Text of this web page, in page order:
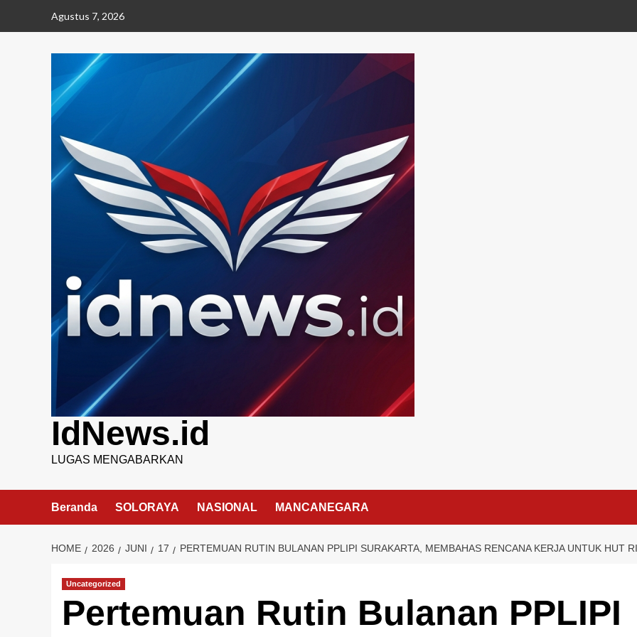
Agustus 7, 2026
IdNews.id
LUGAS MENGABARKAN
Beranda SOLORAYA NASIONAL MANCANEGARA
HOME 2026 JUNI 17 PERTEMUAN RUTIN BULANAN PPLIPI SURAKARTA, MEMBAHAS RENCANA KERJA UNTUK HUT
Uncategorized
Pertemuan Rutin Bulanan PPLIPI